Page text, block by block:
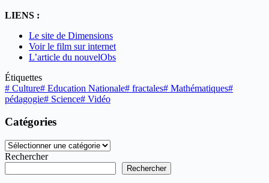
LIENS :
Le site de Dimensions
Voir le film sur internet
L’article du nouvelObs
Étiquettes
# Culture# Education Nationale# fractales# Mathématiques#
pédagogie# Science# Vidéo
Catégories
Catégories
Rechercher
Rechercher